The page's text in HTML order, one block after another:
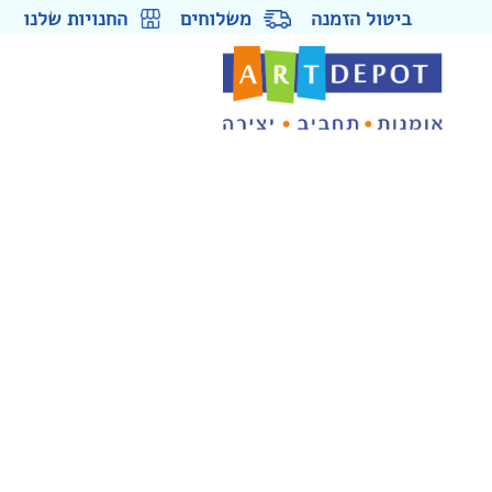
ביטול הזמנה משלוחים החנויות שלנו